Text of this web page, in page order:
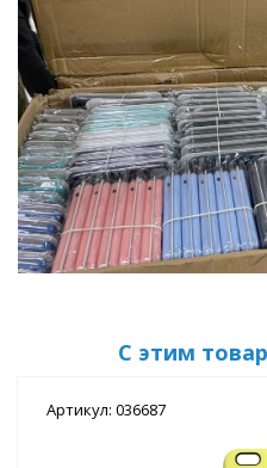
С этим
Артикул: 036687